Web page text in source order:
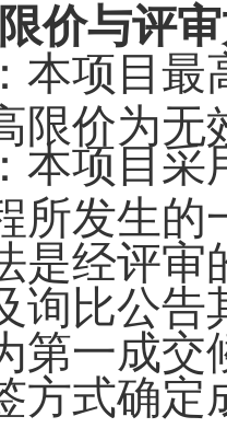
价与评
本项目最
限价为无
本项目采
所发生的
是经评审
询比公告
第一成交
方式确定